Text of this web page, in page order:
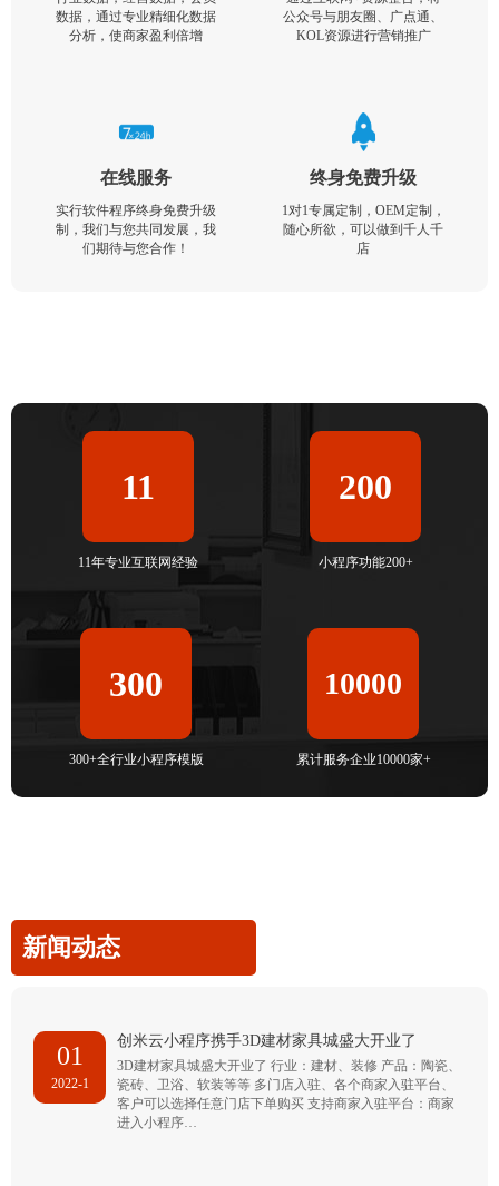
数据，通过专业精细化数据
分析，使商家盈利倍增
公众号与朋友圈、广点通、
KOL资源进行营销推广
在线服务
实行软件程序终身免费升级
制，我们与您共同发展，我
们期待与您合作！
终身免费升级
1对1专属定制，OEM定制，
随心所欲，可以做到千人千
店
11
11年专业互联网经验
200
小程序功能200+
300
300+全行业小程序模版
10000
累计服务企业10000家+
新闻动态
01
2022-1
创米云小程序携手3D建材家具城盛大开业了
3D建材家具城盛大开业了 行业：建材、装修 产品：陶瓷、
瓷砖、卫浴、软装等等 多门店入驻、各个商家入驻平台、
客户可以选择任意门店下单购买 支持商家入驻平台：商家
进入小程序…